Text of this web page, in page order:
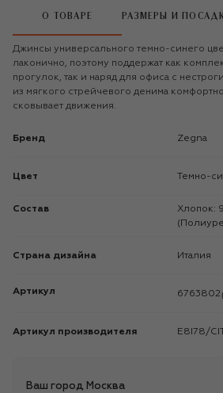
О ТОВАРЕ РАЗМЕРЫ И
Джинсы универсального темно-синего
лаконично, поэтому поддержат как
прогулок, так и наряд для офиса с
из мягкого стрейчевого денима
сковывает движения.
Бренд Zegna
Цвет Темно-
Состав
Хлопок: 99%; Эластан
Страна дизайна Италия
Артикул 6763802
Артикул производителя E8I78/
Ваш город Москва